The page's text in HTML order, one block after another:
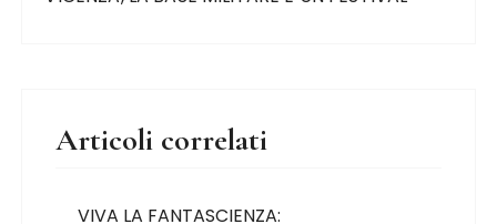
Articoli correlati
VIVA LA FANTASCIENZA: